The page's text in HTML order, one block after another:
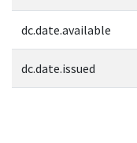
dc.date.available
dc.date.issued